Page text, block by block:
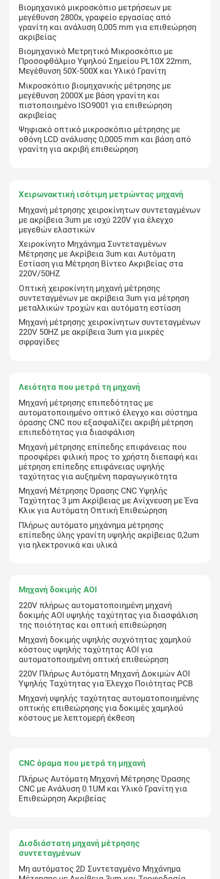
Βιομηχανικό μικροσκόπιο μετρήσεων με
μεγέθυνση 2800x, γραφείο εργασίας από
γρανίτη και ανάλυση 0,005 mm για επιθεώρηση
ακριβείας
Βιομηχανικό Μετρητικό Μικροσκόπιο με
Προσοφθάλμιο Υψηλού Σημείου PL10X 22mm,
Μεγέθυνση 50X-500X και Υλικό Γρανίτη
Μικροσκόπιο βιομηχανικής μέτρησης με
μεγέθυνση 2000X με βάση γρανίτη και
πιστοποιημένο ISO9001 για επιθεώρηση
ακριβείας
Ψηφιακό οπτικό μικροσκόπιο μέτρησης με
οθόνη LCD ανάλυσης 0,0005 mm και βάση από
γρανίτη για ακριβή επιθεώρηση
Χειρωνακτική ισότιμη μετρώντας μηχανή
Μηχανή μέτρησης χειροκίνητων συντεταγμένων
με ακρίβεια 3um με ισχύ 220V για έλεγχο
μεγεθών ελαστικών
Χειροκίνητο Μηχάνημα Συντεταγμένων
Μέτρησης με Ακρίβεια 3um και Αυτόματη
Εστίαση για Μέτρηση Βίντεο Ακριβείας στα
220V/50HZ
Οπτική χειροκίνητη μηχανή μέτρησης
συντεταγμένων με ακρίβεια 3um για μέτρηση
μεταλλικών τροχών και αυτόματη εστίαση
Μηχανή μέτρησης χειροκίνητων συντεταγμένων
220V 50HZ με ακρίβεια 3um για μικρές
σφραγίδες
Λειότητα που μετρά τη μηχανή
Μηχανή μέτρησης επιπεδότητας με
αυτοματοποιημένο οπτικό έλεγχο και σύστημα
όρασης CNC που εξασφαλίζει ακριβή μέτρηση
επιπεδότητας για διασφάλιση
Μηχανή μέτρησης επίπεδης επιφάνειας που
προσφέρει φιλική προς το χρήστη διεπαφή και
μέτρηση επίπεδης επιφάνειας υψηλής
ταχύτητας για αυξημένη παραγωγικότητα
Μηχανή Μέτρησης Όρασης CNC Υψηλής
Ταχύτητας 3 μm Ακρίβειας με Ανίχνευση με Ένα
Κλικ για Αυτόματη Οπτική Επιθεώρηση
Πλήρως αυτόματο μηχάνημα μέτρησης
επίπεδης ύλης γρανίτη υψηλής ακρίβειας 0,2um
για ηλεκτρονικά και υλικά
Μηχανή δοκιμής AOI
220V πλήρως αυτοματοποιημένη μηχανή
δοκιμής AOI υψηλής ταχύτητας για διασφάλιση
της ποιότητας και οπτική επιθεώρηση
Μηχανή δοκιμής υψηλής συχνότητας χαμηλού
κόστους υψηλής ταχύτητας AOI για
αυτοματοποιημένη οπτική επιθεώρηση
220V Πλήρως Αυτόματη Μηχανή Δοκιμών AOI
Υψηλής Ταχύτητας για Έλεγχο Ποιότητας PCB
Μηχανή υψηλής ταχύτητας αυτοματοποιημένης
οπτικής επιθεώρησης για δοκιμές χαμηλού
κόστους με λεπτομερή έκθεση
CNC όραμα που μετρά τη μηχανή
Πλήρως Αυτόματη Μηχανή Μέτρησης Όρασης
CNC με Ανάλυση 0.1UM και Υλικό Γρανίτη για
Επιθεώρηση Ακριβείας
Δισδιάστατη μηχανή μέτρησης
συντεταγμένων
Μη αυτόματος 2D Συντεταγμένο Μηχάνημα